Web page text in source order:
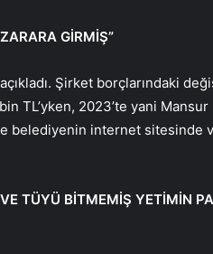
GİRMİŞ”
Şirket borçlarındaki
TL’yken, 2023’te yani Mansur
belediyenin internet sitesinde
TÜYÜ BİTMEMİŞ YETİMİN